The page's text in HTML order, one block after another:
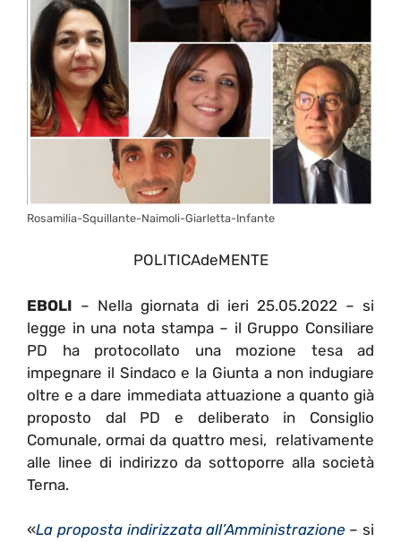
Rosamilia-Squillante-Naimoli-Giarletta-Infante
POLITICAdeMENTE
EBOLI – Nella giornata di ieri 25.05.2022 – si
legge in una nota stampa – il Gruppo Consiliare
PD ha protocollato una mozione tesa ad
impegnare il Sindaco e la Giunta a non indugiare
oltre e a dare immediata attuazione a quanto già
proposto dal PD e deliberato in Consiglio
Comunale, ormai da quattro mesi, relativamente
alle linee di indirizzo da sottoporre alla società
Terna.
«La proposta indirizzata all’Amministrazione – si